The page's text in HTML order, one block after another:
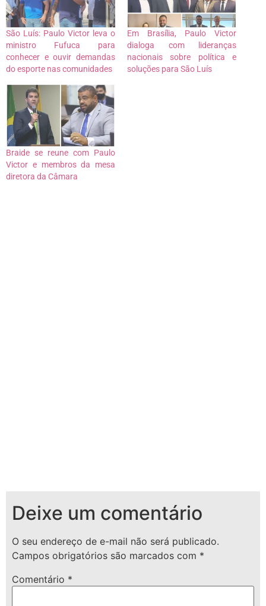
São Luís: Paulo Victor leva o
ministro Fufuca para
conhecer e ouvir demandas
do esporte nas comunidades
Em Brasília, Paulo Victor
dialoga com lideranças
nacionais sobre política e
soluções para São Luís
Braide se reune com Paulo
Victor e membros da mesa
diretora da Câmara
Deixe um comentário
O seu endereço de e-mail não será publicado.
Campos obrigatórios são marcados com *
Comentário *